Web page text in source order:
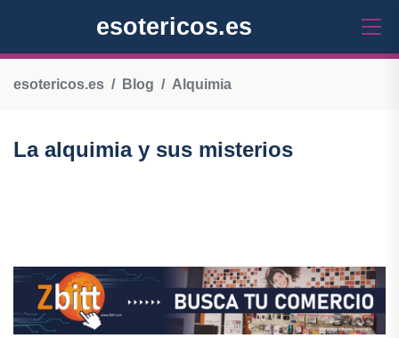
esotericos.es
esotericos.es Blog Alquimia
La alquimia y sus misterios